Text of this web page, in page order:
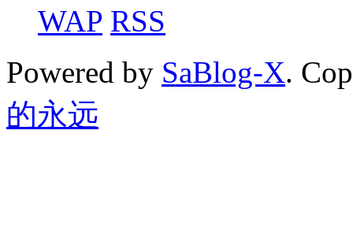
WAP RSS
Powered by SaBlog-X.
的永远